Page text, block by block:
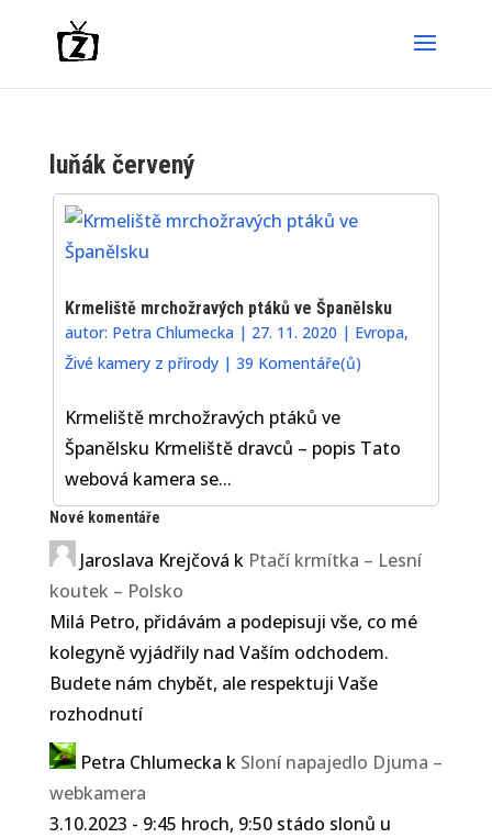
luňák červený
Krmeliště mrchožravých ptáků ve Španělsku
autor: Petra Chlumecka | 27. 11. 2020 | Evropa,
Živé kamery z přírody |39 Komentáře(ů)
Krmeliště mrchožravých ptáků ve
Španělsku Krmeliště dravců – popis Tato
webová kamera se...
Nové komentáře
Jaroslava Krejčová k Ptačí krmítka – Lesní
koutek – Polsko
Milá Petro, přidávám a podepisuji vše, co mé
kolegyně vyjádřily nad Vaším odchodem.
Budete nám chybět, ale respektuji Vaše
rozhodnutí
Petra Chlumecka k Sloní napajedlo Djuma –
webkamera
3.10.2023 - 9:45 hroch, 9:50 stádo slonů u